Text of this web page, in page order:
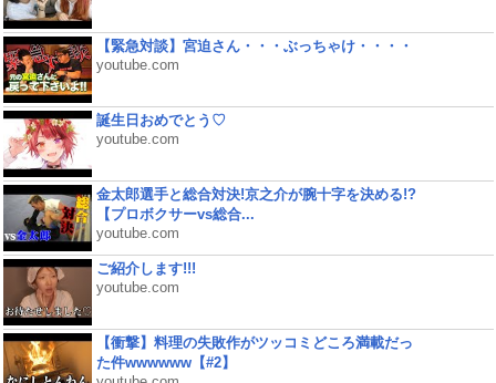
【緊急対談】宮迫さん・・・ぶっちゃけ・・・・
youtube.com
誕生日おめでとう♡
youtube.com
金太郎選手と総合対決!京之介が腕十字を決める!?
【プロボクサーvs総合...
youtube.com
ご紹介します!!!
youtube.com
【衝撃】料理の失敗作がツッコミどころ満載だっ
た件wwwwww【#2】